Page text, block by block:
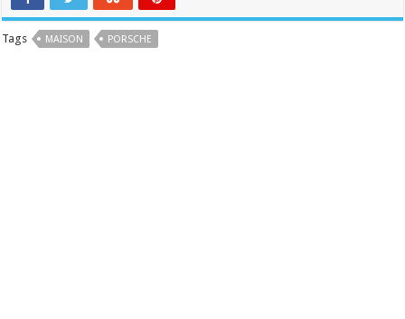
Tags MAISON PORSCHE